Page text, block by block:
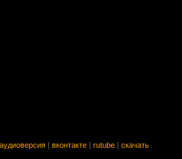
аудиоверсия вконтакте rutube скачать